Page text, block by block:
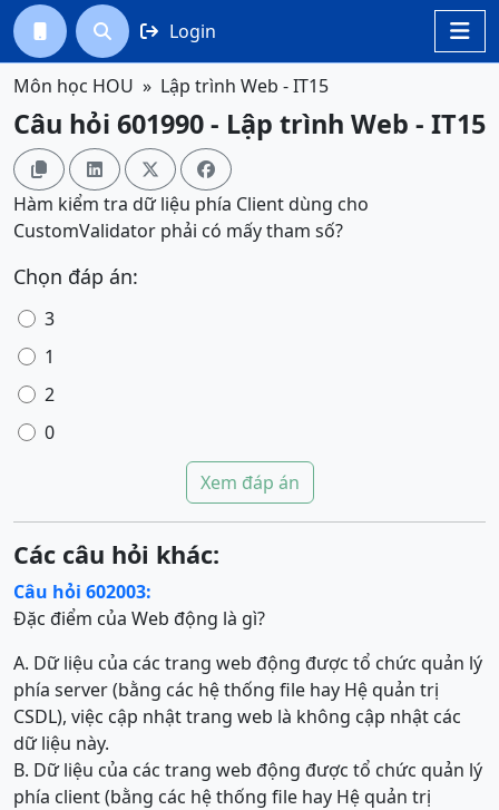

  Login
Môn học HOU Lập trình Web - IT15
Câu hỏi 601990 - Lập trình Web - IT15
   
Hàm kiểm tra dữ liệu phía Client dùng cho
CustomValidator phải có mấy tham số?
Chọn đáp án:
3
1
2
0
Xem đáp án
Các câu hỏi khác:
Câu hỏi 602003:
Đặc điểm của Web động là gì?
A. Dữ liệu của các trang web động được tổ chức quản lý
phía server (bằng các hệ thống file hay Hệ quản trị
CSDL), việc cập nhật trang web là không cập nhật các
dữ liệu này.
B. Dữ liệu của các trang web động được tổ chức quản lý
phía client (bằng các hệ thống file hay Hệ quản trị